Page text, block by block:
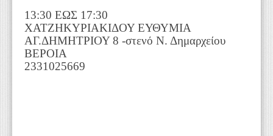
13:30 ΕΩΣ 17:30
ΧΑΤΖΗΚΥΡΙΑΚΙΔΟΥ ΕΥΘΥΜΙΑ
ΑΓ.ΔΗΜΗΤΡΙΟΥ 8 -στενό Ν. Δημαρχείου
ΒΕΡΟΙΑ
2331025669